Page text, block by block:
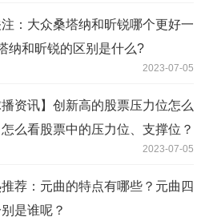
：大众桑塔纳和昕锐哪个更好一
纳和昕锐的区别是什么?
2023-07-05
播资讯】创新高的股票压力位怎么
么看股票中的压力位、支撑位？
2023-07-05
荐：元曲的特点有哪些？元曲四
是谁呢？